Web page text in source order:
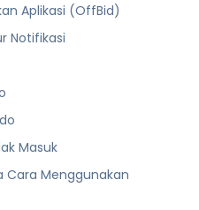
Aplikasi (OffBid)
Notifikasi
Masuk
Menggunakan